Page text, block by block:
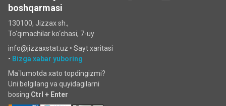
boshqarmasi
130100, Jizzax sh.,
To'qimachilar ko‘chаsi, 7-uy
info@jizzaxstat.uz • Sayt xaritasi
• Bizga xabar yuboring
Ma`lumotda xato topdingizmi?
Uni belgilang va quyidagilarni
bosing Ctrl + Enter